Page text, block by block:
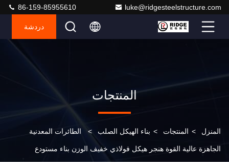
luke@ridgesteelstructure.com
86-159-85955610
دردشة
المنتجات
المنزل > المنتجات > بناء الهيكل الصلب > الطائرات المعدنية
الجاهزة عالية القوة هنجر هيكل فولاذي خفيف الوزن بناء مستودع